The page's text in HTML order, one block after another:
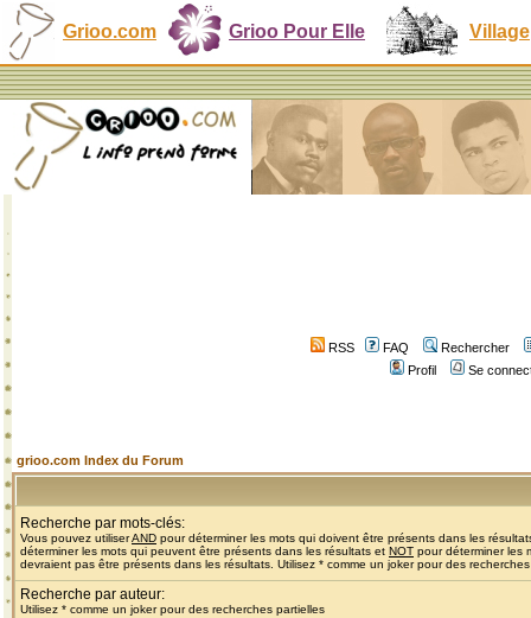
Grioo.com Grioo Pour Elle Village
RSS FAQ
Rechercher
Profil
Se
grioo.com Index du Forum
Recherche par mots-clés:
Vous pouvez utiliserAND pour déterminer les mots qui doivent être présents dans les
déterminer les mots qui peuvent être présents dans les résultats et NOT pour déterminer les
devraient pas être présents dans les résultats. Utilisez * comme un joker pour des
Recherche par auteur:
Utilisez * comme un joker pour des recherches partielles